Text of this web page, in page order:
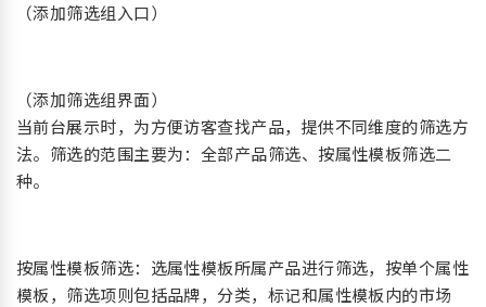
（添加筛选组入口）
（添加筛选组界面）
当前台展示时，为方便访客查找产品，提供不同维度的筛选方
法。筛选的范围主要为：全部产品筛选、按属性模板筛选二
种。
按属性模板筛选：选属性模板所属产品进行筛选，按单个属性
模板，筛选项则包括品牌，分类，标记和属性模板内的市场